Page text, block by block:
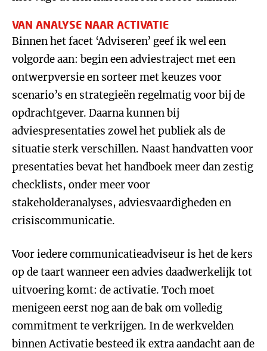
VAN ANALYSE NAAR ACTIVATIE
Binnen het facet ‘Adviseren’ geef ik wel een
volgorde aan: begin een adviestraject met een
ontwerpversie en sorteer met keuzes voor
scenario’s en strategieën regelmatig voor bij de
opdrachtgever. Daarna kunnen bij
adviespresentaties zowel het publiek als de
situatie sterk verschillen. Naast handvatten voor
presentaties bevat het handboek meer dan zestig
checklists, onder meer voor
stakeholderanalyses, adviesvaardigheden en
crisiscommunicatie.
Voor iedere communicatieadviseur is het de kers
op de taart wanneer een advies daadwerkelijk tot
uitvoering komt: de activatie. Toch moet
menigeen eerst nog aan de bak om volledig
commitment te verkrijgen. In de werkvelden
binnen Activatie besteed ik extra aandacht aan de